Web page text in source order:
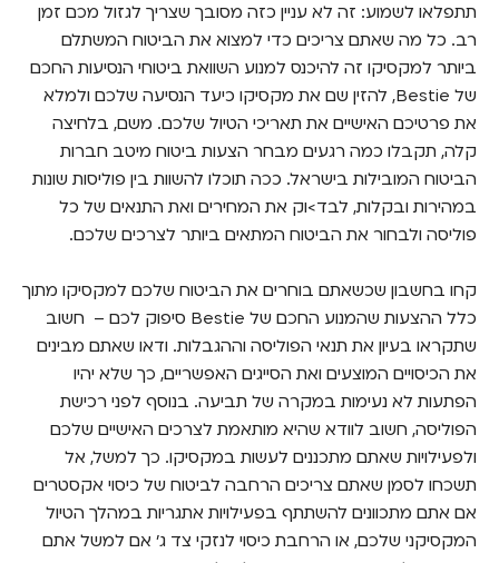
תתפלאו לשמוע: זה לא עניין כזה מסובך שצריך לגזול מכם זמן
רב. כל מה שאתם צריכים כדי למצוא את הביטוח המשתלם
ביותר למקסיקו זה להיכנס למנוע השוואת ביטוחי הנסיעות החכם
של Bestie, להזין שם את מקסיקו כיעד הנסיעה שלכם ולמלא
את פרטיכם האישיים את תאריכי הטיול שלכם. משם, בלחיצה
קלה, תקבלו כמה רגעים מבחר הצעות ביטוח מיטב חברות
הביטוח המובילות בישראל. ככה תוכלו להשוות בין פוליסות שונות
במהירות ובקלות, לבד>וק את המחירים ואת התנאים של כל
פוליסה ולבחור את הביטוח המתאים ביותר לצרכים שלכם.
קחו בחשבון שכשאתם בוחרים את הביטוח שלכם למקסיקו מתוך
כלל ההצעות שהמנוע החכם של Bestie סיפוק לכם – חשוב
שתקראו בעיון את תנאי הפוליסה וההגבלות. ודאו שאתם מבינים
את הכיסויים המוצעים ואת הסייגים האפשריים, כך שלא יהיו
הפתעות לא נעימות במקרה של תביעה. בנוסף לפני רכישת
הפוליסה, חשוב לוודא שהיא מותאמת לצרכים האישיים שלכם
ולפעילויות שאתם מתכננים לעשות במקסיקו. כך למשל, אל
תשכחו לסמן שאתם צריכים הרחבה לביטוח של כיסוי אקסטרים
אם אתם מתכוונים להשתתף בפעילויות אתגריות במהלך הטיול
המקסיקני שלכם, או הרחבת כיסוי לנזקי צד ג' אם למשל אתם